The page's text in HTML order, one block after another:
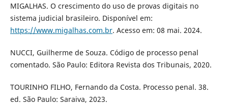
MIGALHAS. O crescimento do uso de provas digitais no
sistema judicial brasileiro. Disponível em:
https://www.migalhas.com.br. Acesso em: 08 mai. 2024.
NUCCI, Guilherme de Souza. Código de processo penal
comentado. São Paulo: Editora Revista dos Tribunais, 2020.
TOURINHO FILHO, Fernando da Costa. Processo penal. 38.
ed. São Paulo: Saraiva, 2023.